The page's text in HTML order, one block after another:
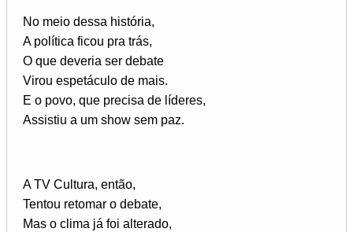
No meio dessa história,
A política ficou pra trás,
O que deveria ser debate
Virou espetáculo de mais.
E o povo, que precisa de líderes,
Assistiu a um show sem paz.
A TV Cultura, então,
Tentou retomar o debate,
Mas o clima já foi alterado,